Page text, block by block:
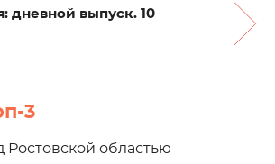
дневной выпуск. 10
3
Ростовской областью